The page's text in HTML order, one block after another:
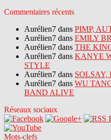
Commentaires récents
Aurélien7 dans PIMP,
Aurélien7 dans EMILY
Aurélien7 dans THE
Aurélien7 dans KANYE
STYLE
Aurélien7 dans SOLSAY,
Aurélien7 dans WU
BAND ALIVE
Réseaux sociaux
Mots-clefs